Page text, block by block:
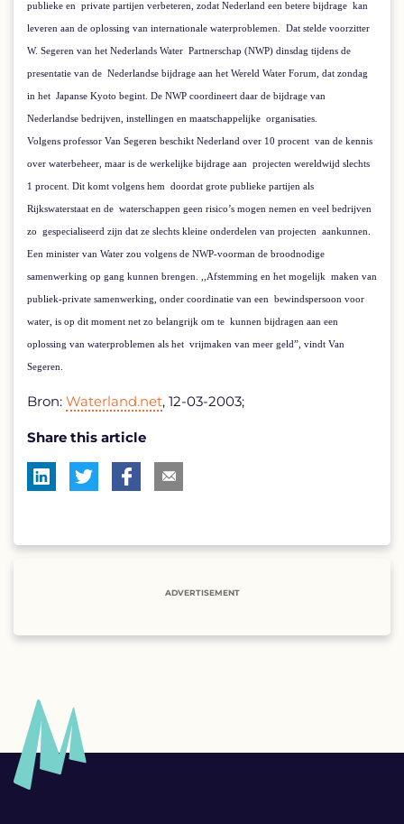
publieke en private partijen verbeteren, zodat Nederland een betere bijdrage kan
leveren aan de oplossing van internationale waterproblemen. Dat stelde voorzitter
W. Segeren van het Nederlands Water Partnerschap (NWP) dinsdag tijdens de
presentatie van de Nederlandse bijdrage aan het Wereld Water Forum, dat zondag
in het Japanse Kyoto begint. De NWP coordineert daar de bijdrage van
Nederlandse bedrijven, instellingen en maatschappelijke organisaties.
Volgens professor Van Segeren beschikt Nederland over 10 procent van de kennis
over waterbeheer, maar is de werkelijke bijdrage aan projecten wereldwijd slechts
1 procent. Dit komt volgens hem doordat grote publieke partijen als
Rijkswaterstaat en de waterschappen geen risico’s mogen nemen en veel bedrijven
zo gespecialiseerd zijn dat ze slechts kleine onderdelen van projecten aankunnen.
Een minister van Water zou volgens de NWP-voorman de broodnodige
samenwerking op gang kunnen brengen. ,,Afstemming en het mogelijk maken van
publiek-private samenwerking, onder coordinatie van een bewindspersoon voor
water, is op dit moment net zo belangrijk om te kunnen bijdragen aan een
oplossing van waterproblemen als het vrijmaken van meer geld”, vindt Van
Segeren.
Bron: Waterland.net, 12-03-2003;
Share this article
ADVERTISEMENT